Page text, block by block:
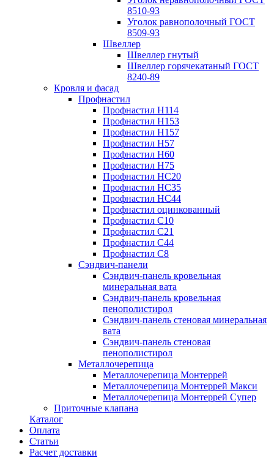
8510-93
Уголок равнополочный ГОСТ
8509-93
Швеллер
Швеллер гнутый
Швеллер горячекатаный ГОСТ
8240-89
Кровля и фасад
Профнастил
Профнастил Н114
Профнастил Н153
Профнастил Н157
Профнастил Н57
Профнастил Н60
Профнастил Н75
Профнастил НС20
Профнастил НС35
Профнастил НС44
Профнастил оцинкованный
Профнастил С10
Профнастил С21
Профнастил С44
Профнастил С8
Сэндвич-панели
Сэндвич-панель кровельная
минеральная вата
Сэндвич-панель кровельная
пенополистирол
Сэндвич-панель стеновая минеральная
вата
Сэндвич-панель стеновая
пенополистирол
Металлочерепица
Металлочерепица Монтеррей
Металлочерепица Монтеррей Макси
Металлочерепица Монтеррей Супер
Приточные клапана
Каталог
Оплата
Статьи
Расчет доставки